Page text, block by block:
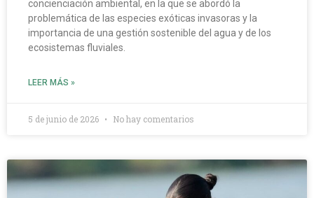
concienciación ambiental, en la que se abordó la
problemática de las especies exóticas invasoras y la
importancia de una gestión sostenible del agua y de los
ecosistemas fluviales.
LEER MÁS »
5 de junio de 2026 No hay comentarios